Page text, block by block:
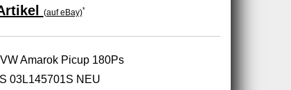
(auf eBay)*
Amarok Picup 180Ps
03L145701S NEU